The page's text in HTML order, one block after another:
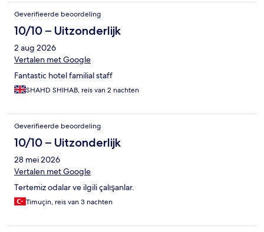
Geverifieerde beoordeling
10/10 – Uitzonderlijk
2 aug 2026
Vertalen met Google
Fantastic hotel familial staff
SHAHD SHIHAB, reis van 2 nachten
Geverifieerde beoordeling
10/10 – Uitzonderlijk
28 mei 2026
Vertalen met Google
Tertemiz odalar ve ilgili çalışanlar.
Timuçin, reis van 3 nachten